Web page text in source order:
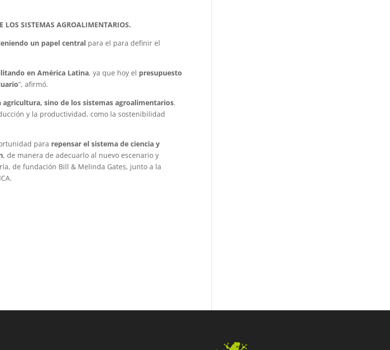
LOS SISTEMAS AGROALIMENTARIOS.
un papel central para el para definir el
en América Latina, ya que hoy el presupuesto
”, afirmó.
sino de los sistemas agroalimentarios.
y la productividad, como la sostenibilidad
para repensar el sistema de ciencia y
, de manera de adecuarlo al nuevo escenario y
de fundación Bill & Melinda Gates, junto a la